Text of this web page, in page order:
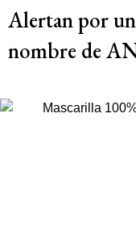
Alertan por
nombre de